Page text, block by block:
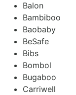
Balon
Bambiboo
Baobaby
BeSafe
Bibs
Bombol
Bugaboo
Carriwell